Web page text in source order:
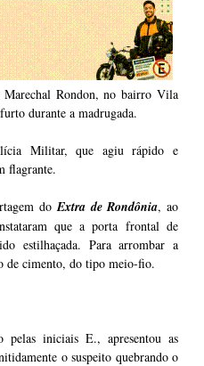
Rondon, no bairro Vila
durante a madrugada.
Militar, que agiu rápido e
flagrante.
do Extra de Rondônia, ao
que a porta frontal de
estilhaçada. Para arrombar a
de cimento, do tipo meio-fio.
pelas iniciais E., apresentou as
o suspeito quebrando o